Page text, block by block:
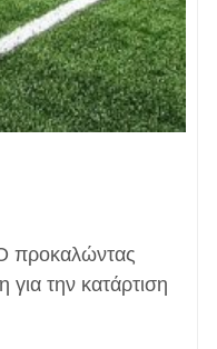
προκαλώντας
την κατάρτιση